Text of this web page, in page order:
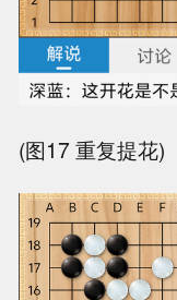
(图17 重复提花)